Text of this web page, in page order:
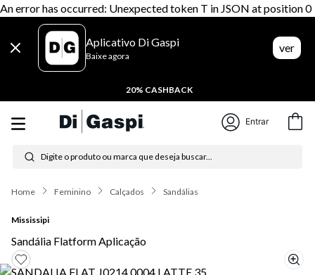
An error has occurred: Unexpected token T in JSON at position 0
Aplicativo Di Gaspi
Baixe agora
ver
20% CASHBACK
Entrar
Digite o produto ou marca que deseja buscar...
Feminino Calçados Sandálias
Mississipi
Sandália Flatform Aplicação
Termos mais buscados
1º tenis
3º moletom